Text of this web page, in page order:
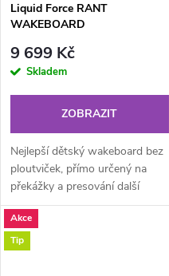
Liquid Force RANT
WAKEBOARD
9 699 Kč
Skladem
ZOBRAZIT
Nejlepší dětský wakeboard bez
ploutviček, přímo určený na
překážky a presování další
technické triky. Dřevěné jádro a
technologické vlastnosti jako...
Akce
Tip